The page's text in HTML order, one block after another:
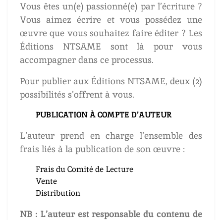
Vous êtes un(e) passionné(e) par l’écriture ?
Vous aimez écrire et vous possédez une
œuvre que vous souhaitez faire éditer ? Les
Éditions NTSAME sont là pour vous
accompagner dans ce processus.
Pour publier aux Éditions NTSAME, deux (2)
possibilités s’offrent à vous.
PUBLICATION À COMPTE D’AUTEUR
L’auteur prend en charge l’ensemble des
frais liés à la publication de son œuvre :
Frais du Comité de Lecture
Vente
Distribution
NB : L’auteur est responsable du contenu de